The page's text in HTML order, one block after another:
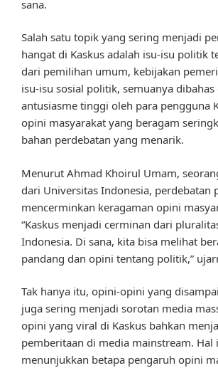
sana.
Salah satu topik yang sering menjadi
hangat di Kaskus adalah isu-isu politik
dari pemilihan umum, kebijakan
isu-isu sosial politik, semuanya dibahas
antusiasme tinggi oleh para pengguna
opini masyarakat yang beragam
bahan perdebatan yang menarik.
Menurut Ahmad Khoirul Umam,
dari Universitas Indonesia, perdebatan
mencerminkan keragaman opini
“Kaskus menjadi cerminan dari
Indonesia. Di sana, kita bisa melihat
pandang dan opini tentang politik,”
Tak hanya itu, opini-opini yang
juga sering menjadi sorotan media
opini yang viral di Kaskus bahkan
pemberitaan di media mainstream. Hal
menunjukkan betapa pengaruh opini